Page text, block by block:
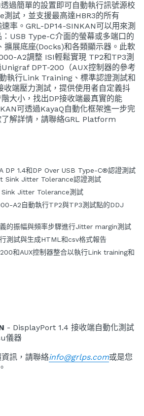
過簡單的設置即可自動執行訊號源校
試，並支援最高達HBR3的所有
率。GRL-DP14-SINKAN可以用來測
USB Type-C介面的螢幕或多端口的
展底座(Docks)和各類顯示器。此軟
A2調整 ISI輕鬆實現 TP2和TP3測
DPT-200（AUX控制器的參考
執行Link Training、標準認證測試和
端壓力測試，提供使用者自定義抖
大小，找出DP接收端最真實的能
可透過KayaQ自動化框架進一步完
解詳情，請聯絡GRL Platform
DP 1.4和DP Over USB Type-C®認證測試
Sink Jitter Tolerance認證測試
Sink Jitter Tolerance測試
A2自動執行TP2與TP3測試點的DDJ
的振幅與頻率步驟進行Jitter margin測試
測試與生成HTML和csv格式報告
和AUX控制器整合以執行Link training和
- DisplayPort 1.4 接收端自動化測試
儀器
訊，請聯絡info@grlps.com或是您